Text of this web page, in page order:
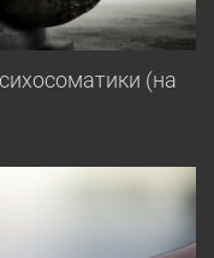
(на